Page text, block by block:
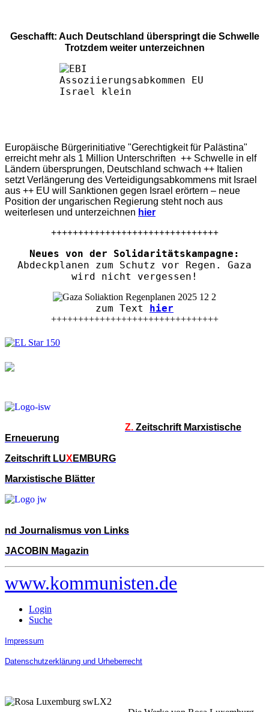
Geschafft: Auch Deutschland überspringt die Schwelle
Trotzdem weiter unterzeichnen
Europäische Bürgerinitiative "Gerechtigkeit für Palästina"
erreicht mehr als 1 Million Unterschriften ++ Schwelle in elf
Ländern übersprungen, Deutschland schwach ++ Italien
setzt Verlängerung des Verteidigungsabkommens mit Israel
aus ++ EU will Sanktionen gegen Israel erörtern – neue
Position der ungarischen Regierung steht noch aus
weiterlesen und unterzeichnen hier
+++++++++++++++++++++++++++++++
Neues von der Solidaritätskampagne:
Abdeckplanen zum Schutz vor Regen. Gaza
wird nicht vergessen!
zum Text hier
+++++++++++++++++++++++++++++++
Z. Zeitschrift Marxistische
Erneuerung
Zeitschrift LUX EMBURG
Marxistische Blätter
nd Journalismus von Links
JACOBIN Magazin
www.kommunisten.de
Login
Suche
Impressum
Datenschutzerklärung und Urheberrecht